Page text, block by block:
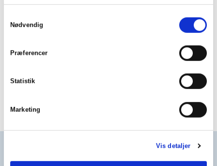
Nødvendig
Præferencer
Statistik
Marketing
Vis detaljer